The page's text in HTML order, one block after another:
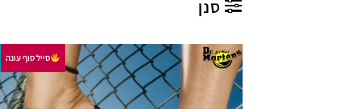
סנן
סייל סוף עונה